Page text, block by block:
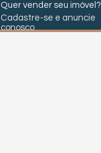
Quer vender seu imóvel?
Cadastre-se e anuncie
conosco